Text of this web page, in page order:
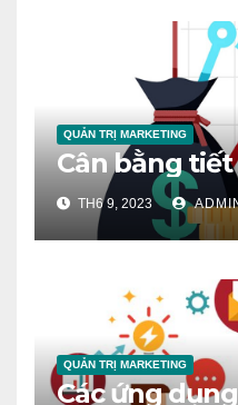
QUẢN TRỊ MARKETING
Cân bằng
TH6 9, 2023
QUẢN TRỊ MARKETING
Các ứng